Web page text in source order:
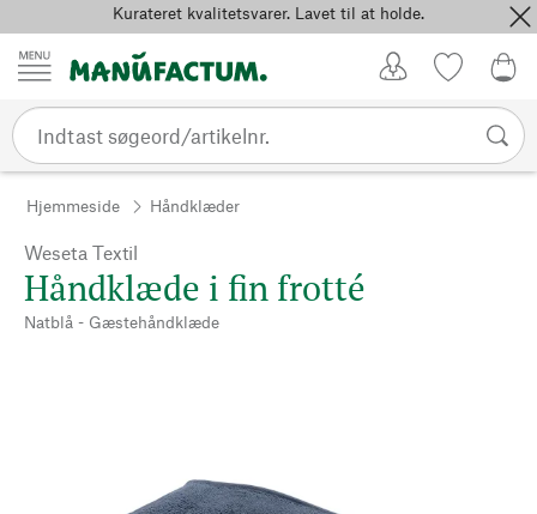
Spring til indholdKurateret kvalitetsvarer. Lavet til at holde.
Hjemmeside Håndklæder
Weseta Textil
Håndklæde i fin frotté
Natblå - Gæstehåndklæde